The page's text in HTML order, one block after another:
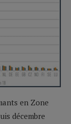
en Zone
décembre